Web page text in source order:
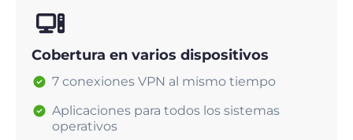
Cobertura en varios dispositivos
7 conexiones VPN al mismo tiempo
Aplicaciones para todos los sistemas
operativos